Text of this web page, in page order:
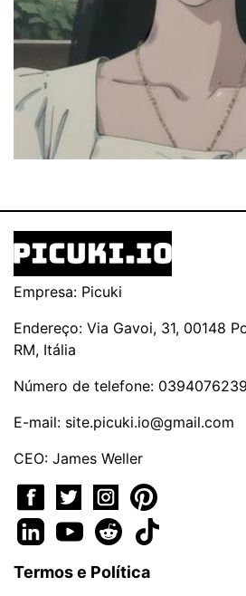
Empresa: Picuki
Endereço: Via Gavoi, 31, 00148
RM, Itália
Número de telefone:
E-mail: site.picuki.io@gmail.com
CEO: James Weller
Termos e Política